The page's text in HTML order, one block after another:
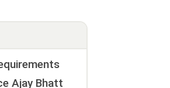
Ajay Bhatt